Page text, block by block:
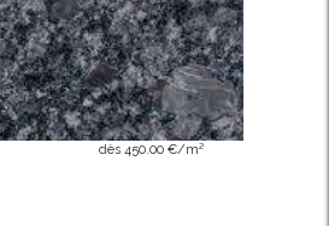
dès 450.00 €/m²